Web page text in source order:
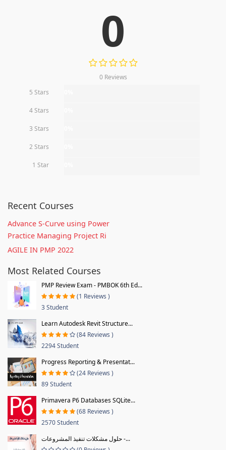
0
0 Reviews
5 Stars
4 Stars
3 Stars
2 Stars
1 Star
Recent Courses
Advance S-Curve using Power
Practice Managing Project Ri
AGILE IN PMP 2022
Most Related Courses
PMP Review Exam - PMBOK 6th Ed...
(1 Reviews )
3 Student
Learn Autodesk Revit Structure...
(84 Reviews )
2294 Student
Progress Reporting & Presentat...
(24 Reviews )
89 Student
Primavera P6 Databases SQLite...
(68 Reviews )
2570 Student
حلول مشكلات تنفيذ المشروعات -...